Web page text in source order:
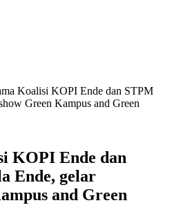
Koalisi KOPI Ende dan STPM
Green Kampus and Green
KOPI Ende dan
Ende, gelar
and Green